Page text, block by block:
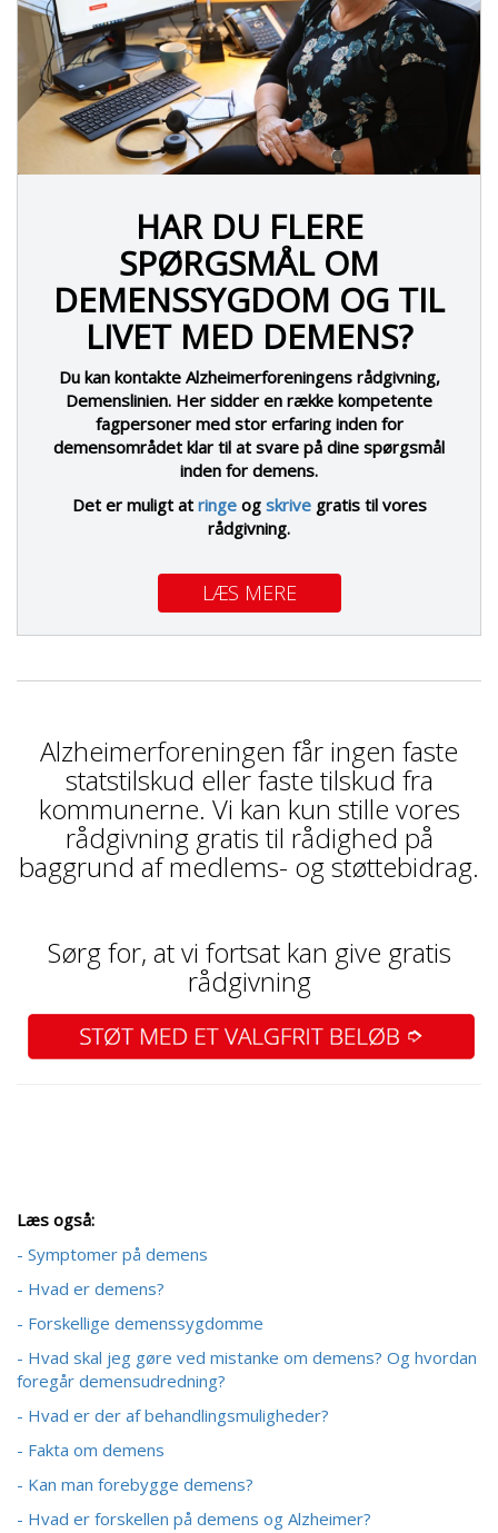
HAR DU FLERE
SPØRGSMÅL OM
DEMENSSYGDOM OG TIL
LIVET MED DEMENS?
Du kan kontakte Alzheimerforeningens rådgivning,
Demenslinien. Her sidder en række kompetente
fagpersoner med stor erfaring inden for
demensområdet klar til at svare på dine spørgsmål
inden for demens.
Det er muligt at ringeog skrivegratis til vores
rådgivning.
LÆS MERE
Alzheimerforeningen får ingen faste
statstilskud eller faste tilskud fra
kommunerne. Vi kan kun stille vores
rådgivning gratis til rådighed på
baggrund af medlems- og støttebidrag.
Sørg for, at vi fortsat kan give gratis
rådgivning
Læs også:
- Symptomer på demens
- Hvad er demens?
- Forskellige demenssygdomme
- Hvad skal jeg gøre ved mistanke om demens? Og hvordan
foregår demensudredning?
- Hvad er der af behandlingsmuligheder?
- Fakta om demens
- Kan man forebygge demens?
- Hvad er forskellen på demens og Alzheimer?